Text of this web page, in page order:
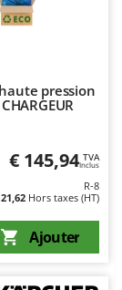
pression
€ 145,94 TVA
Inclus
R-8
Hors taxes (HT)
Ajouter